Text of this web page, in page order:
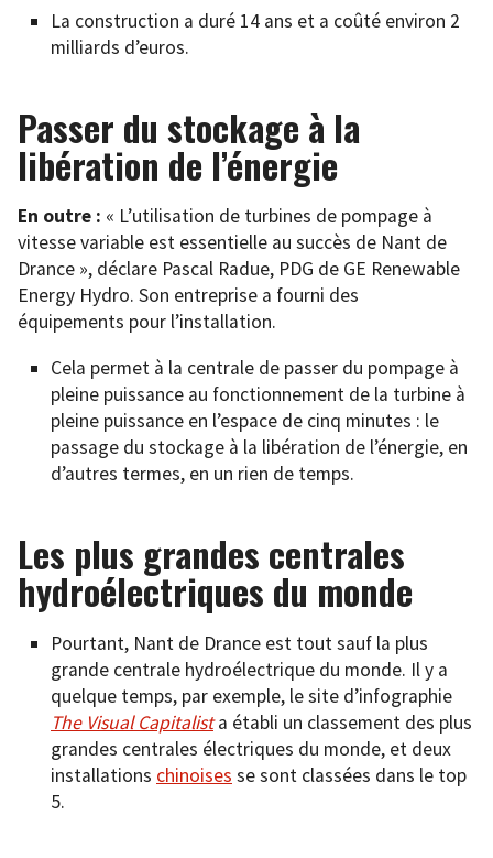
La construction a duré 14 ans et a coûté environ 2
milliards d’euros.
Passer du stockage à la
libération de l’énergie
En outre : « L’utilisation de turbines de pompage à
vitesse variable est essentielle au succès de Nant de
Drance », déclare Pascal Radue, PDG de GE Renewable
Energy Hydro. Son entreprise a fourni des
équipements pour l’installation.
Cela permet à la centrale de passer du pompage à
pleine puissance au fonctionnement de la turbine à
pleine puissance en l’espace de cinq minutes : le
passage du stockage à la libération de l’énergie, en
d’autres termes, en un rien de temps.
Les plus grandes centrales
hydroélectriques du monde
Pourtant, Nant de Drance est tout sauf la plus
grande centrale hydroélectrique du monde. Il y a
quelque temps, par exemple, le site d’infographie
The Visual Capitalista établi un classement des plus
grandes centrales électriques du monde, et deux
installations chinoises se sont classées dans le top
5.